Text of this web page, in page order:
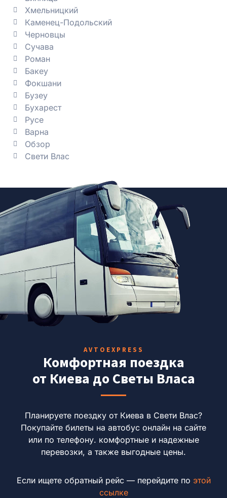
Хмельницкий
Каменец-Подольский
Черновцы
Сучава
Роман
Бакеу
Фокшани
Бузеу
Бухарест
Русе
Варна
Обзор
Свети Влас
AVTOEXPRESS
Комфортная поездка
от Киева до Светы Власа
Планируете поездку от Киева в Свети Влас?
Покупайте билеты на автобус онлайн на сайте
или по телефону. комфортные и надежные
перевозки, а также выгодные цены.
Если ищете обратный рейс — перейдите по этой
ссылке